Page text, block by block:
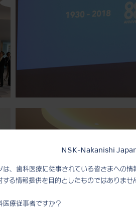
NSK-Nakanishi
は、歯科医療に従事されている皆さまへの情
する情報提供を目的としたものではありませ
医療従事者ですか？